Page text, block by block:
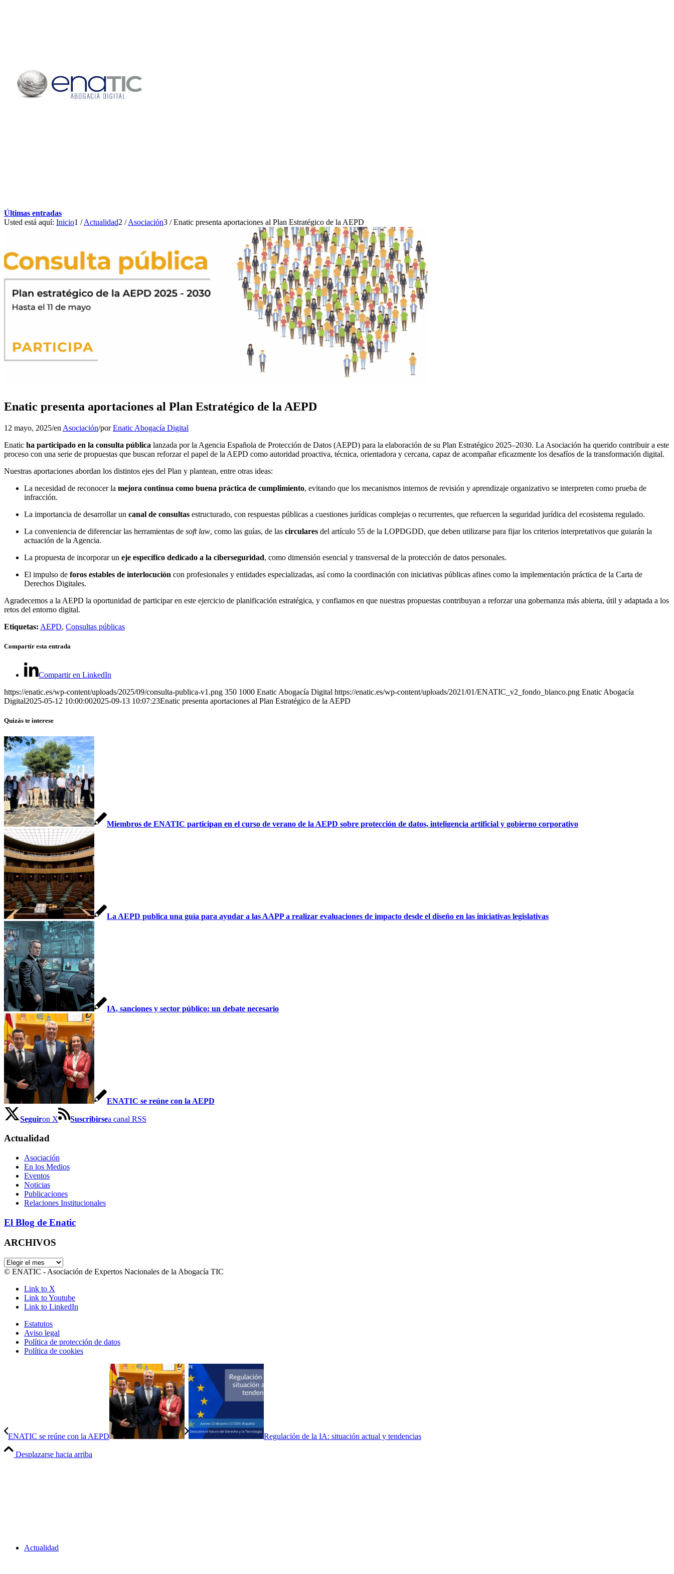
Actualidad
Últimas entradas
Usted está aquí: Inicio1 / Actualidad2 / Asociación3 / Enatic presenta aportaciones al Plan Estratégico de la AEPD
Enatic presenta aportaciones al Plan Estratégico de la AEPD
12 mayo, 2025/en Asociación/porEnatic Abogacía Digital
Enatic ha participado en la consulta pública lanzada por la Agencia Española de Protección de Datos (AEPD) para la elaboración de su Plan Estratégico 2025–2030. La Asociación ha querido contribuir a este
proceso con una serie de propuestas que buscan reforzar el papel de la AEPD como autoridad proactiva, técnica, orientadora y cercana, capaz de acompañar eficazmente los desafíos de la transformación digital.
Nuestras aportaciones abordan los distintos ejes del Plan y plantean, entre otras ideas:
La necesidad de reconocer la mejora continua como buena práctica de cumplimiento, evitando que los mecanismos internos de revisión y aprendizaje organizativo se interpreten como prueba de
infracción.
La importancia de desarrollar un canal de consultas estructurado, con respuestas públicas a cuestiones jurídicas complejas o recurrentes, que refuercen la seguridad jurídica del ecosistema regulado.
La conveniencia de diferenciar las herramientas de soft law, como las guías, de las circulares del artículo 55 de la LOPDGDD, que deben utilizarse para fijar los criterios interpretativos que guiarán la
actuación de la Agencia.
La propuesta de incorporar un eje específico dedicado a la ciberseguridad, como dimensión esencial y transversal de la protección de datos personales.
El impulso de foros estables de interlocución con profesionales y entidades especializadas, así como la coordinación con iniciativas públicas afines como la implementación práctica de la Carta de
Derechos Digitales.
Agradecemos a la AEPD la oportunidad de participar en este ejercicio de planificación estratégica, y confiamos en que nuestras propuestas contribuyan a reforzar una gobernanza más abierta, útil y adaptada a los
retos del entorno digital.
Etiquetas: AEPD, Consultas públicas
Compartir esta entrada
Compartir en LinkedIn
https://enatic.es/wp-content/uploads/2025/09/consulta-publica-v1.png 350 1000 Enatic Abogacía Digital https://enatic.es/wp-content/uploads/2021/01/ENATIC_v2_fondo_blanco.png Enatic Abogacía
Digital2025-05-12 10:00:002025-09-13 10:07:23Enatic presenta aportaciones al Plan Estratégico de la AEPD
Quizás te interese
Miembros de ENATIC participan en el curso de verano de la AEPD sobre protección de datos, inteligencia artificial y gobierno corporativo
La AEPD publica una guía para ayudar a las AAPP a realizar evaluaciones de impacto desde el diseño en las iniciativas legislativas
IA, sanciones y sector público: un debate necesario
ENATIC se reúne con la AEPD
Seguiron X Suscribirsea canal RSS
Actualidad
Asociación
En los Medios
Eventos
Noticias
Publicaciones
Relaciones Institucionales
El Blog de Enatic
ARCHIVOS
ARCHIVOS
© ENATIC - Asociación de Expertos Nacionales de la Abogacía TIC
Link to X
Link to Youtube
Link to LinkedIn
Estatutos
Aviso legal
Política de protección de datos
Política de cookies
ENATIC se reúne con la AEPD Regulación de la IA: situación actual y tendencias
Desplazarse hacia arriba